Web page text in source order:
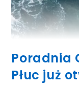
Poradnia
Płuc już